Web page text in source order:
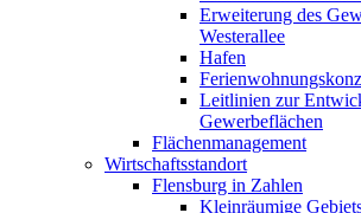
Erweiterung des
Westerallee
Hafen
Leitlinien zur
Gewerbeflächen
Flächenmanagement
Wirtschaftsstandort
Flensburg in Zahlen
Kleinräumige